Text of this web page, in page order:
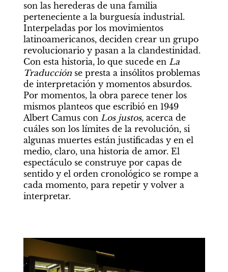
son las herederas de una familia
perteneciente a la burguesía industrial.
Interpeladas por los movimientos
latinoamericanos, deciden crear un grupo
revolucionario y pasan a la clandestinidad.
Con esta historia, lo que sucede en La
Traducción se presta a insólitos problemas
de interpretación y momentos absurdos.
Por momentos, la obra parece tener los
mismos planteos que escribió en 1949
Albert Camus con Los justos, acerca de
cuáles son los límites de la revolución, si
algunas muertes están justificadas y en el
medio, claro, una historia de amor. El
espectáculo se construye por capas de
sentido y el orden cronológico se rompe a
cada momento, para repetir y volver a
interpretar.